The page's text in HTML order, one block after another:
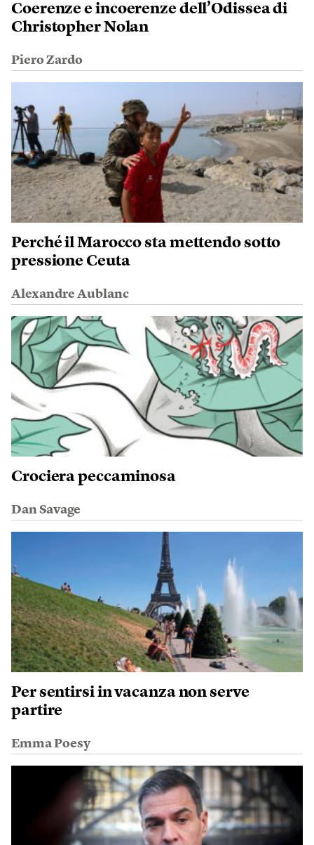
Coerenze e incoerenze dell’Odissea di
Christopher Nolan
Piero Zardo
Perché il Marocco sta mettendo sotto
pressione Ceuta
Alexandre Aublanc
Crociera peccaminosa
Dan Savage
Per sentirsi in vacanza non serve
partire
Emma Poesy